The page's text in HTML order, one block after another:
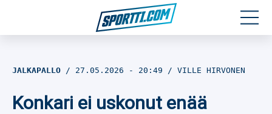
JALKAPALLO 27.05.2026 - 20:49 VILLE HIRVONEN
Konkari ei uskonut enää